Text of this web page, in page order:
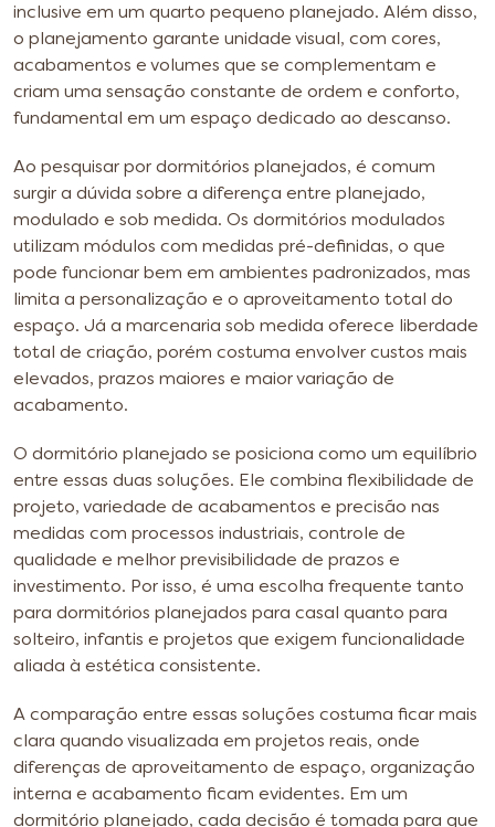
inclusive em um quarto pequeno planejado. Além disso,
o planejamento garante unidade visual, com cores,
acabamentos e volumes que se complementam e
criam uma sensação constante de ordem e conforto,
fundamental em um espaço dedicado ao descanso.
Ao pesquisar por dormitórios planejados, é comum
surgir a dúvida sobre a diferença entre planejado,
modulado e sob medida. Os dormitórios modulados
utilizam módulos com medidas pré-definidas, o que
pode funcionar bem em ambientes padronizados, mas
limita a personalização e o aproveitamento total do
espaço. Já a marcenaria sob medida oferece liberdade
total de criação, porém costuma envolver custos mais
elevados, prazos maiores e maior variação de
acabamento.
O dormitório planejado se posiciona como um equilíbrio
entre essas duas soluções. Ele combina flexibilidade de
projeto, variedade de acabamentos e precisão nas
medidas com processos industriais, controle de
qualidade e melhor previsibilidade de prazos e
investimento. Por isso, é uma escolha frequente tanto
para dormitórios planejados para casal quanto para
solteiro, infantis e projetos que exigem funcionalidade
aliada à estética consistente.
A comparação entre essas soluções costuma ficar mais
clara quando visualizada em projetos reais, onde
diferenças de aproveitamento de espaço, organização
interna e acabamento ficam evidentes. Em um
dormitório planejado, cada decisão é tomada para que